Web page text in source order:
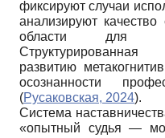
фиксируют случаи
анализируют
области для
развитию
осознанности
(Русаковская, 2024).
Система
«опытный судья —